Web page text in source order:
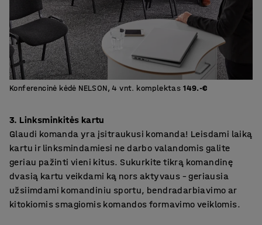
Konferencinė kėdė NELSON, 4 vnt. komplektas 149.-€
3. Linksminkitės kartu
Glaudi komanda yra įsitraukusi komanda! Leisdami laiką
kartu ir linksmindamiesi ne darbo valandomis galite
geriau pažinti vieni kitus. Sukurkite tikrą komandinę
dvasią kartu veikdami ką nors aktyvaus – geriausia
užsiimdami komandiniu sportu, bendradarbiavimo ar
kitokiomis smagiomis komandos formavimo veiklomis.